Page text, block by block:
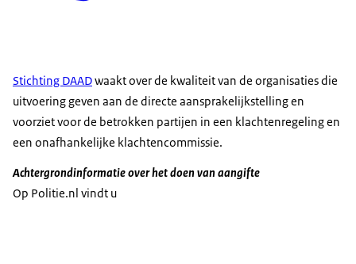
Stichting DAADwaakt over de kwaliteit van de organisaties die
uitvoering geven aan de directe aansprakelijkstelling en
voorziet voor de betrokken partijen in een klachtenregeling en
een onafhankelijke klachtencommissie.
Achtergrondinformatie over het doen van aangifte
Op Politie.nl vindt u